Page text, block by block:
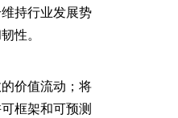
持行业发展势
性。
价值流动；将
框架和可预测